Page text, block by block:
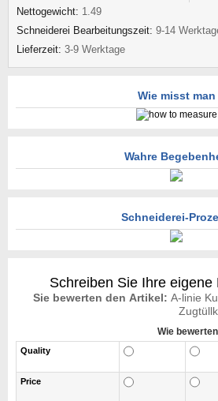
Nettogewicht: 1.49
Schneiderei Bearbeitungszeit: 9-14
Lieferzeit: 3-9 Werktage
Wie misst man
Wahre
Schneiderei-
Schreiben Sie Ihre eigene
Sie bewerten den Artikel: A-linie
Wie
Quality
Price